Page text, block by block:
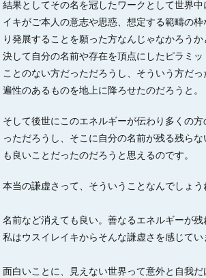
結果としてその名を冠したワークとして世界
イキがご本人の意志や思惑、想定する範疇の
り発展することを願った方なんじゃなかろうか
決して自分の名前や存在を頂点にしたピラミ
ことのない方だっただろうし、そういう方だ
遍性のあるものを地上に降ろせたのだろうと。
そして後世にこのエネルギーが伝わり多くの
っただろうし、そこに自分の名前が残る残ら
も良いことだったのだろうと思えるのです。
本当の謙虚さって、そういうことなんでしょう
名前など消えても良い。善なるエネルギーが残
私はウスイレイキからそんな謙虚さを感じてい
面白いことに、見えない世界って意外と自我